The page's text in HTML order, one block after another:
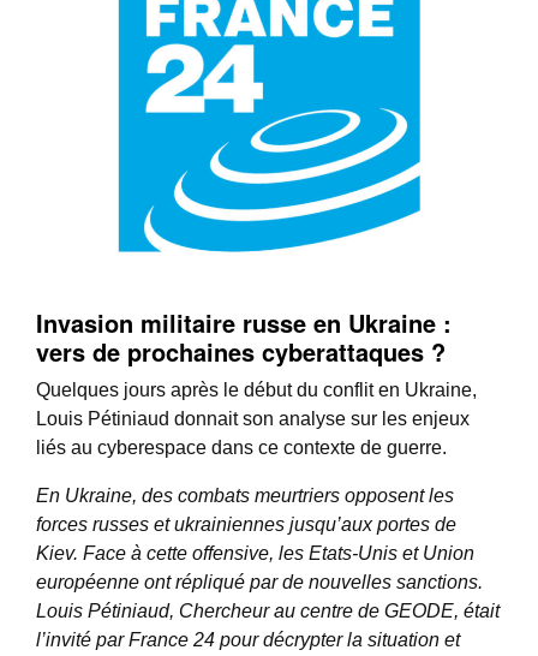
Invasion militaire russe en Ukraine :
vers de prochaines cyberattaques ?
Quelques jours après le début du conflit en Ukraine,
Louis Pétiniaud donnait son analyse sur les enjeux
liés au cyberespace dans ce contexte de guerre.
En Ukraine, des combats meurtriers opposent les
forces russes et ukrainiennes jusqu’aux portes de
Kiev. Face à cette offensive, les Etats-Unis et Union
européenne ont répliqué par de nouvelles sanctions.
Louis Pétiniaud, Chercheur au centre de GEODE, était
l’invité par France 24 pour décrypter la situation et